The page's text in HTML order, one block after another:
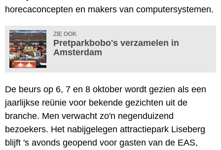
horecaconcepten en makers van computersystemen.
ZIE OOK
Pretparkbobo's verzamelen in
Amsterdam
De beurs op 6, 7 en 8 oktober wordt gezien als een
jaarlijkse reünie voor bekende gezichten uit de
branche. Men verwacht zo'n negenduizend
bezoekers. Het nabijgelegen attractiepark Liseberg
blijft 's avonds geopend voor gasten van de EAS,